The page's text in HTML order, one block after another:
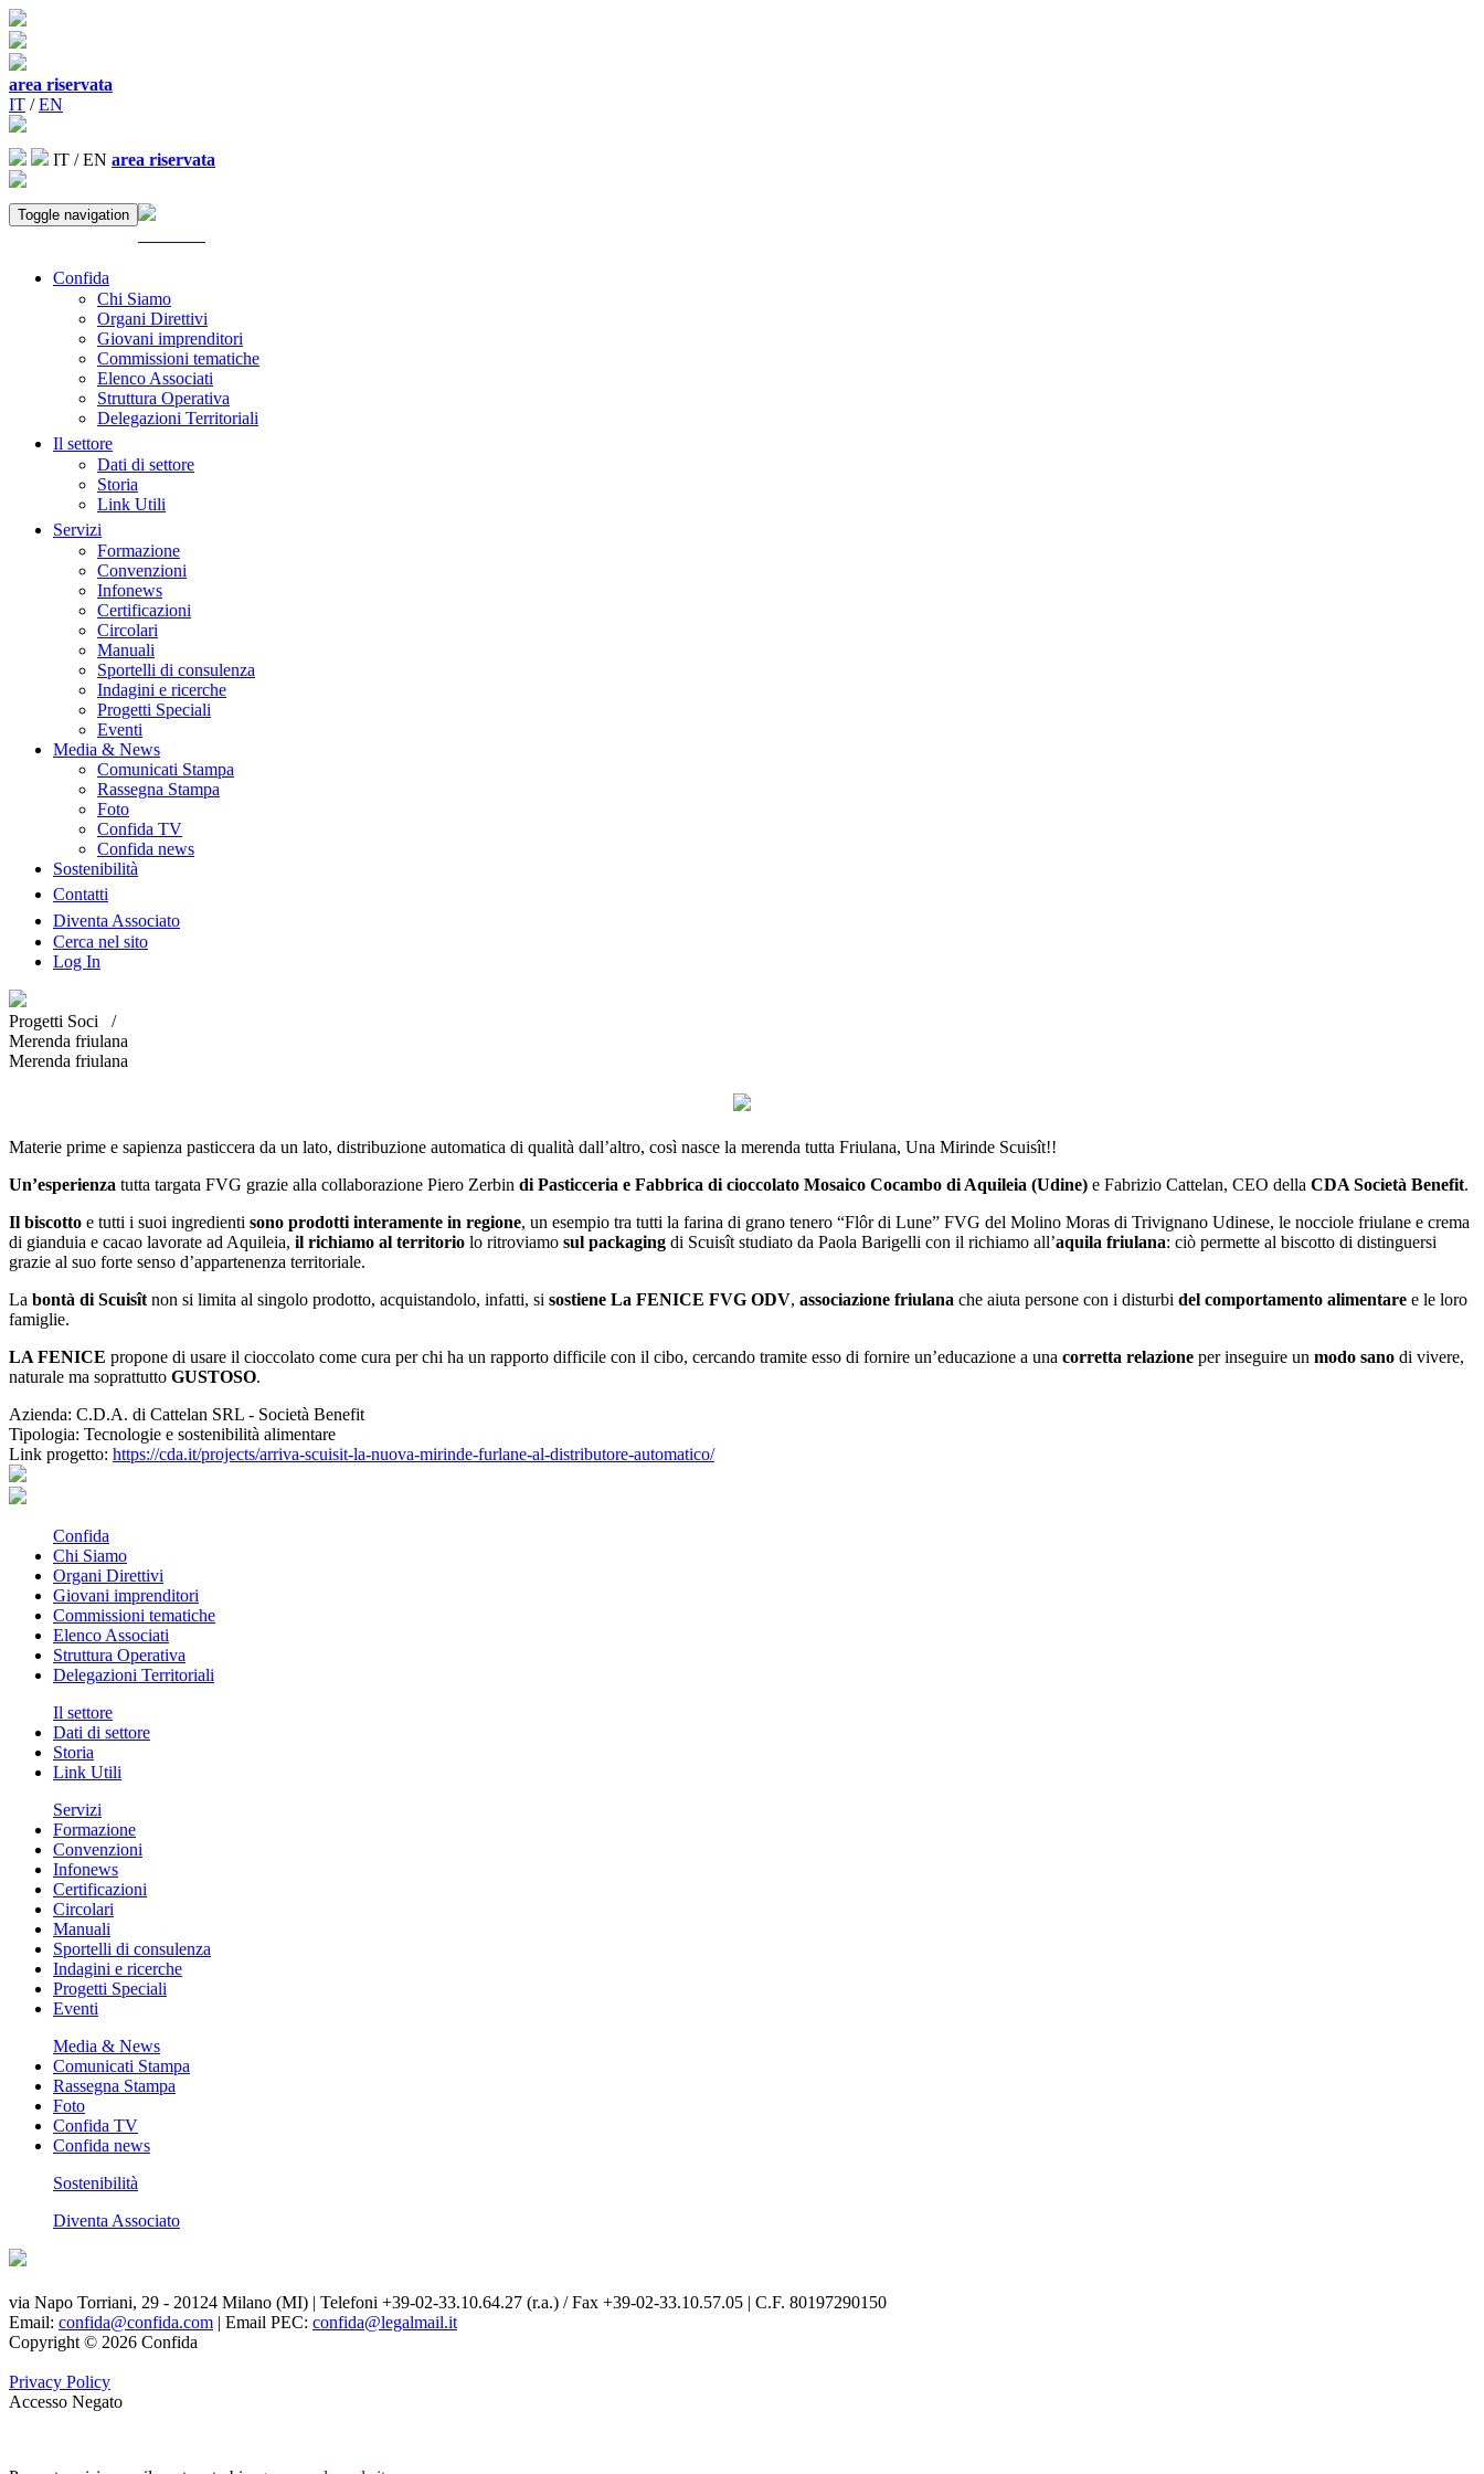
area riservata
IT /EN
IT /EN area riservata
Toggle navigation
Confida
Chi Siamo
Organi Direttivi
Giovani imprenditori
Commissioni tematiche
Elenco Associati
Struttura Operativa
Delegazioni Territoriali
Il settore
Dati di settore
Storia
Link Utili
Servizi
Formazione
Convenzioni
Infonews
Certificazioni
Circolari
Manuali
Sportelli di consulenza
Indagini e ricerche
Progetti Speciali
Eventi
Media & News
Comunicati Stampa
Rassegna Stampa
Foto
Confida TV
Confida news
Sostenibilità
Contatti
Diventa Associato
Cerca nel sito
Log In
Progetti Soci /
Merenda friulana
Merenda friulana
Materie prime e sapienza pasticcera da un lato, distribuzione automatica di qualità dall’altro, così nasce la merenda tutta Friulana, Una Mirinde Scuisît!!
Un’esperienza tutta targata FVG grazie alla collaborazione Piero Zerbin di Pasticceria e Fabbrica di cioccolato Mosaico Cocambo di Aquileia (Udine) e Fabrizio Cattelan, CEO della CDA Società Benefit.
Il biscotto e tutti i suoi ingredienti sono prodotti interamente in regione, un esempio tra tutti la farina di grano tenero “Flôr di Lune” FVG del Molino Moras di Trivignano Udinese, le nocciole friulane e crema
di gianduia e cacao lavorate ad Aquileia, il richiamo al territorio lo ritroviamo sul packaging di Scuisît studiato da Paola Barigelli con il richiamo all’aquila friulana: ciò permette al biscotto di distinguersi
grazie al suo forte senso d’appartenenza territoriale.
La bontà di Scuisît non si limita al singolo prodotto, acquistandolo, infatti, si sostiene La FENICE FVG ODV, associazione friulana che aiuta persone con i disturbi del comportamento alimentare e le loro
famiglie.
LA FENICE propone di usare il cioccolato come cura per chi ha un rapporto difficile con il cibo, cercando tramite esso di fornire un’educazione a una corretta relazione per inseguire un modo sano di vivere,
naturale ma soprattutto GUSTOSO.
Azienda: C.D.A. di Cattelan SRL - Società Benefit
Tipologia: Tecnologie e sostenibilità alimentare
Link progetto: https://cda.it/projects/arriva-scuisit-la-nuova-mirinde-furlane-al-distributore-automatico/
Confida
Chi Siamo
Organi Direttivi
Giovani imprenditori
Commissioni tematiche
Elenco Associati
Struttura Operativa
Delegazioni Territoriali
Il settore
Dati di settore
Storia
Link Utili
Servizi
Formazione
Convenzioni
Infonews
Certificazioni
Circolari
Manuali
Sportelli di consulenza
Indagini e ricerche
Progetti Speciali
Eventi
Media & News
Comunicati Stampa
Rassegna Stampa
Foto
Confida TV
Confida news
Sostenibilità
Diventa Associato
via Napo Torriani, 29 - 20124 Milano (MI) | Telefoni +39-02-33.10.64.27 (r.a.) / Fax +39-02-33.10.57.05 | C.F. 80197290150
Email: confida@confida.com | Email PEC: confida@legalmail.it
Copyright © 2026 Confida
Privacy Policy
Accesso Negato